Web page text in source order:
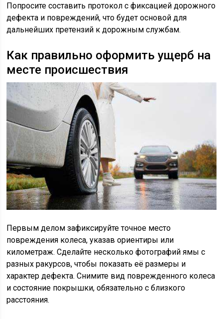
Попросите составить протокол с фиксацией дорожного
дефекта и повреждений, что будет основой для
дальнейших претензий к дорожным службам.
Как правильно оформить ущерб на
месте происшествия
Первым делом зафиксируйте точное место
повреждения колеса, указав ориентиры или
километраж. Сделайте несколько фотографий ямы с
разных ракурсов, чтобы показать её размеры и
характер дефекта. Снимите вид поврежденного колеса
и состояние покрышки, обязательно с близкого
расстояния.